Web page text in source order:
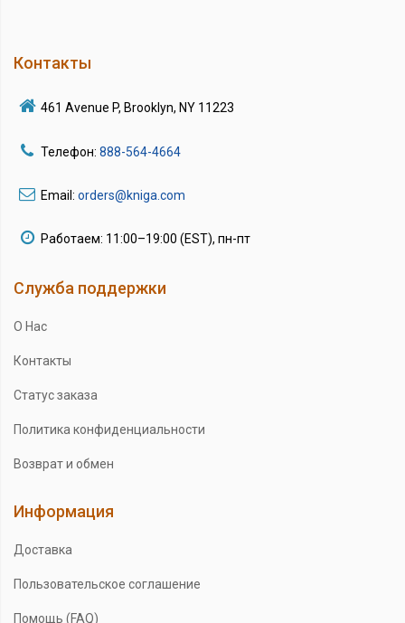
Контакты
461 Avenue P, Brooklyn, NY 11223
Телефон: 888-564-4664
Email: orders@kniga.com
Работаем: 11:00–19:00 (EST), пн-пт
Служба поддержки
О Нас
Контакты
Статус заказа
Политика конфиденциальности
Возврат и обмен
Информация
Доставка
Пользовательское соглашение
Помощь (FAQ)